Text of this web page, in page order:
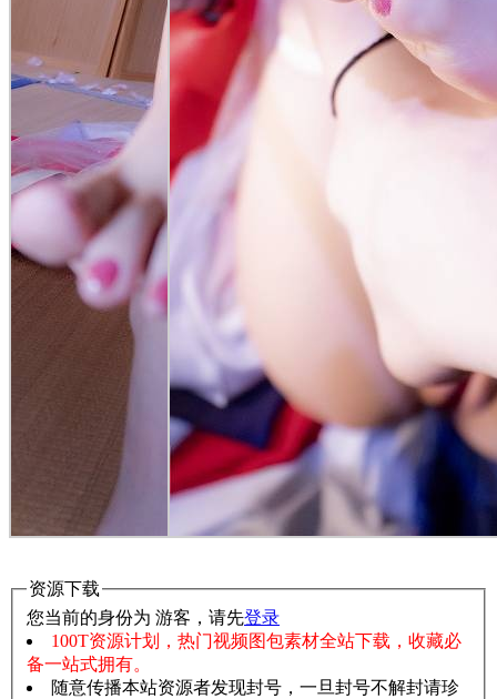
资源下载
您当前的身份为 游客，请先登录
100T资源计划，热门视频图包素材全站下载，收藏必
备一站式拥有。
随意传播本站资源者发现封号，一旦封号不解封请珍